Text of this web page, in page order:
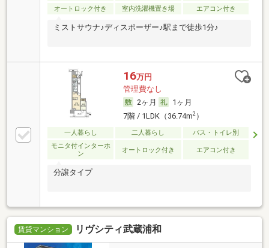
オートロック付き
室内洗濯機置き場 エアコン付き
ミストサウナ♪ディスポーザー♪駅まで徒歩1分♪
16万円
管理費なし
2ヶ月
1ヶ月
7階 / 1LDK（36.74m2）
一人暮らし 二人暮らし
バス・トイレ別
モニタ付インターホ
ン
オートロック付き エアコン付き
分譲タイプ
賃貸マンション リヴシティ武蔵浦和